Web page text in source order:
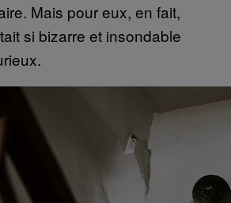
Mais pour eux, en fait,
si bizarre et insondable